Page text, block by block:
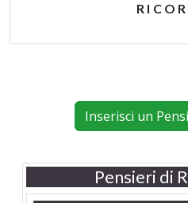
Inserisci un
Pensieri di